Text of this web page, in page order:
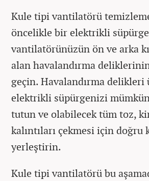
Kule tipi vantilatörü
öncelikle bir elektrikli
vantilatörünüzün ön ve arka
alan havalandırma
geçin. Havalandırma delikleri
elektrikli süpürgenizi
tutun ve olabilecek tüm toz,
kalıntıları çekmesi için doğru
yerleştirin.
Kule tipi vantilatörü bu